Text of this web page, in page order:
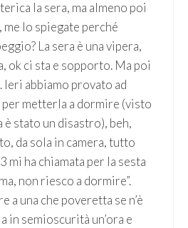
la sera, ma almeno poi
lo spiegate perché
La sera è una vipera,
ok ci sta e sopporto. Ma poi
abbiamo provato ad
metterla a dormire (visto
stato un disastro), beh,
da sola in camera, tutto
mi ha chiamata per la sesta
non riesco a dormire”.
a una che poveretta se n’è
in semioscurità un’ora e